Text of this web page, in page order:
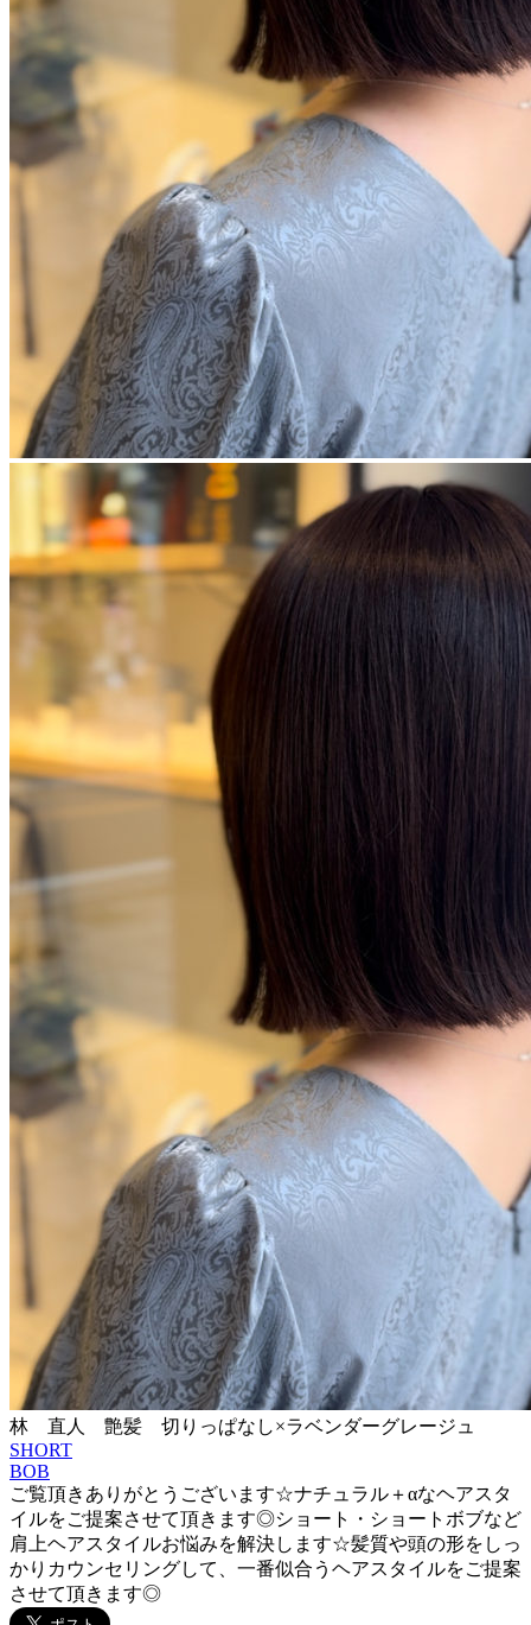
林 直人 艶髪 切りっぱなし×ラベンダーグレージュ
SHORT
BOB
ご覧頂きありがとうございます☆ナチュラル＋αなヘアスタ
イルをご提案させて頂きます◎ショート・ショートボブなど
肩上ヘアスタイルお悩みを解決します☆髪質や頭の形をしっ
かりカウンセリングして、一番似合うヘアスタイルをご提案
させて頂きます◎